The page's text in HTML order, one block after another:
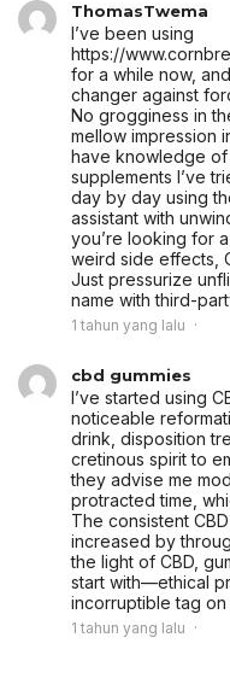
ThomasTwema
I’ve been using
https://
for a while now,
changer against
No grogginess in
mellow impression
have knowledge
supplements I’ve
day by day using
assistant with
you’re looking for
weird side effects,
Just pressurize
name with third-
1 tahun yang lalu
cbd gummies
I’ve started using
noticeable
drink, disposition
cretinous spirit to
they advise me
protracted time,
The consistent
increased by
the light of CBD,
start with—ethical
incorruptible tag
1 tahun yang lalu